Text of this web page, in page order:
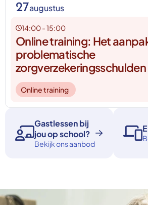
27augustus
14:00 - 15:00
Online training: Het
problematische
zorgverzekeringsschulden
Online training
Gastlessen bij
jou op school?
Bekijk ons aanbod